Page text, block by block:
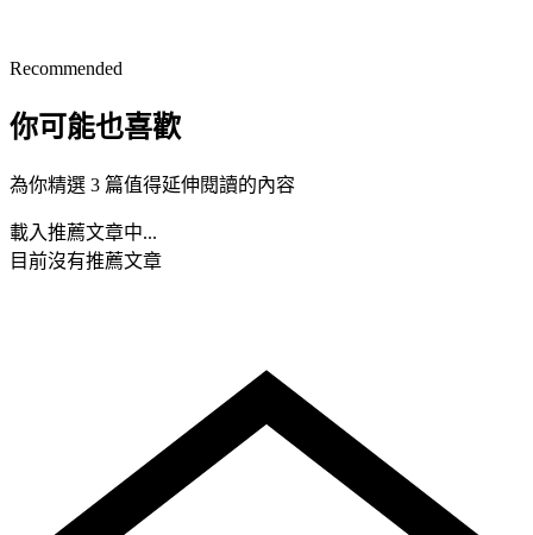
Recommended
你可能也喜歡
為你精選 3 篇值得延伸閱讀的內容
載入推薦文章中...
目前沒有推薦文章